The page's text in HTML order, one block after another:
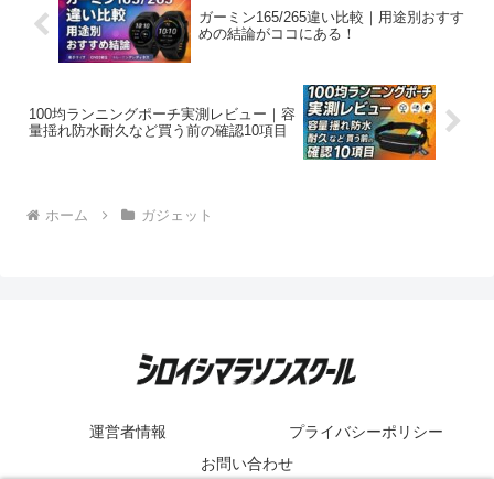
ガーミン165/265違い比較｜用途別おすす
めの結論がココにある！
100均ランニングポーチ実測レビュー｜容
量揺れ防水耐久など買う前の確認10項目
ホーム ガジェット
運営者情報
プライバシーポリシー
お問い合わせ